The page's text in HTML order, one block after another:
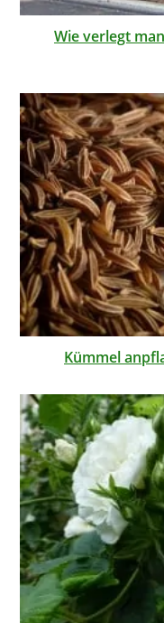
Wie verlegt
Kümmel